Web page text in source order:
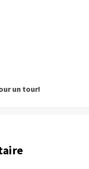
un tour!